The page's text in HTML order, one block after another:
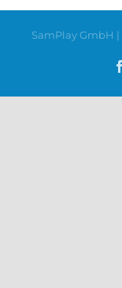
SamPlay GmbH |